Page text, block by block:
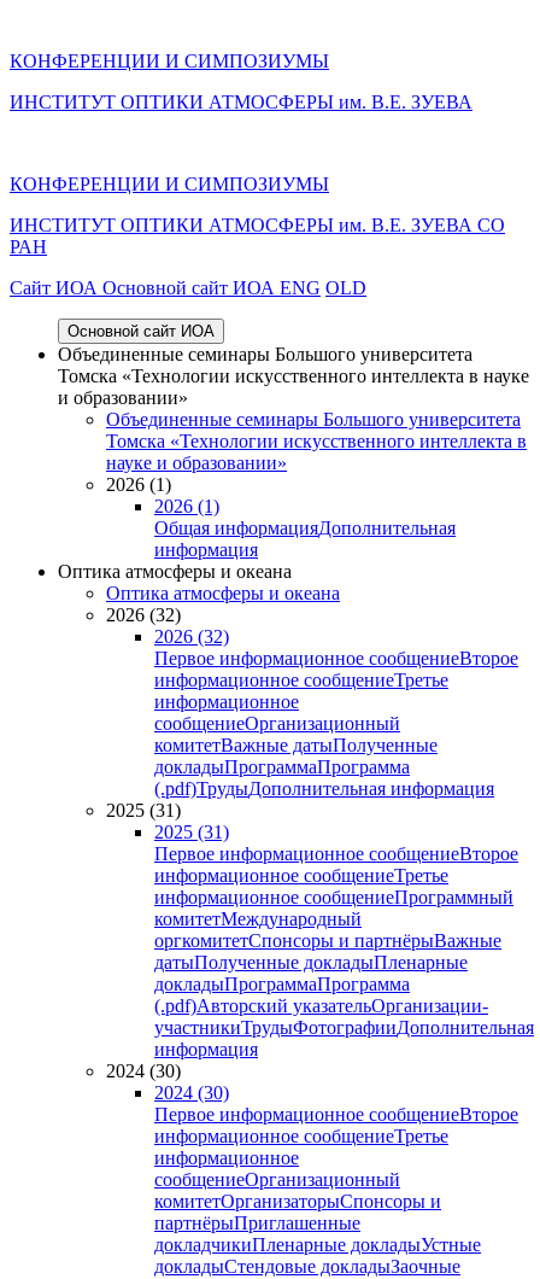
КОНФЕРЕНЦИИ И СИМПОЗИУМЫ
ИНСТИТУТ ОПТИКИ АТМОСФЕРЫ им. В.Е. ЗУЕВА
КОНФЕРЕНЦИИ И СИМПОЗИУМЫ
ИНСТИТУТ ОПТИКИ АТМОСФЕРЫ им. В.Е. ЗУЕВА СО
РАН
Cайт ИОА Основной сайт ИОА ENG OLD
Основной сайт ИОА
Объединенные семинары Большого университета
Томска «Технологии искусственного интеллекта в науке
и образовании»
Объединенные семинары Большого университета
Томска «Технологии искусственного интеллекта в
науке и образовании»
2026 (1)
2026 (1)
Общая информацияДополнительная
информация
Оптика атмосферы и океана
Оптика атмосферы и океана
2026 (32)
2026 (32)
Первое информационное сообщениеВторое
информационное сообщениеТретье
информационное
сообщениеОрганизационный
комитетВажные датыПолученные
докладыПрограммаПрограмма
(.pdf)ТрудыДополнительная информация
2025 (31)
2025 (31)
Первое информационное сообщениеВторое
информационное сообщениеТретье
информационное сообщениеПрограммный
комитетМеждународный
оргкомитетСпонсоры и партнёрыВажные
датыПолученные докладыПленарные
докладыПрограммаПрограмма
(.pdf)Авторский указательОрганизации-
участникиТрудыФотографииДополнительная
информация
2024 (30)
2024 (30)
Первое информационное сообщениеВторое
информационное сообщениеТретье
информационное
сообщениеОрганизационный
комитетОрганизаторыСпонсоры и
партнёрыПриглашенные
докладчикиПленарные докладыУстные
докладыСтендовые докладыЗаочные